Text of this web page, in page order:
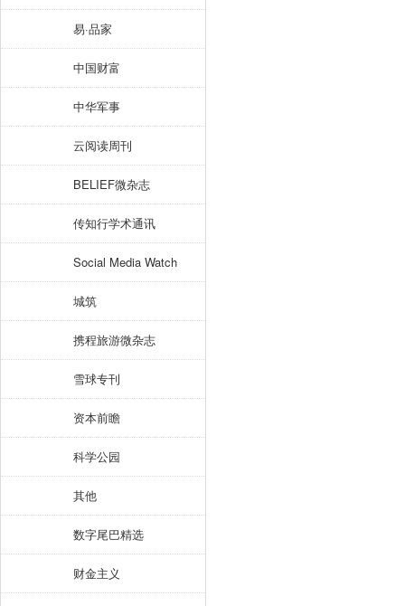
易·品家
中国财富
中华军事
云阅读周刊
BELIEF微杂志
传知行学术通讯
Social Media Watch
城筑
携程旅游微杂志
雪球专刊
资本前瞻
科学公园
其他
数字尾巴精选
财金主义